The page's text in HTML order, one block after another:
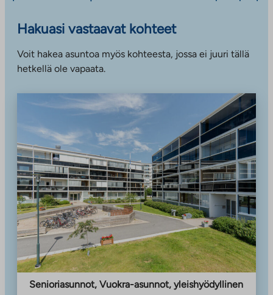
Hakuasi vastaavat kohteet
Voit hakea asuntoa myös kohteesta, jossa ei juuri tällä
hetkellä ole vapaata.
Senioriasunnot, Vuokra-asunnot, yleishyödyllinen